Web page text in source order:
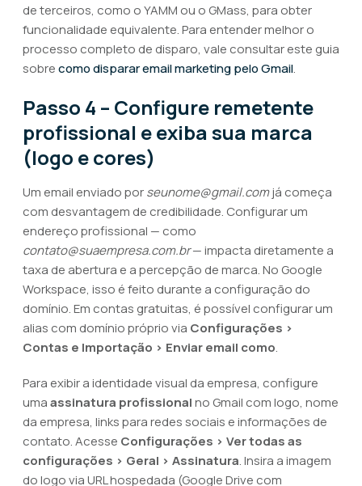
de terceiros, como o YAMM ou o GMass, para obter
funcionalidade equivalente. Para entender melhor o
processo completo de disparo, vale consultar este guia
sobrecomo disparar email marketing pelo Gmail.
Passo 4 – Configure remetente
profissional e exiba sua marca
(logo e cores)
Um email enviado porseunome@gmail.comjá começa
com desvantagem de credibilidade. Configurar um
endereço profissional — como
contato@suaempresa.com.br— impacta diretamente a
taxa de abertura e a percepção de marca. No Google
Workspace, isso é feito durante a configuração do
domínio. Em contas gratuitas, é possível configurar um
alias com domínio próprio via Configurações >
Contas e Importação > Enviar email como.
Para exibir a identidade visual da empresa, configure
umaassinatura profissionalno Gmail com logo, nome
da empresa, links para redes sociais e informações de
contato. Acesse Configurações > Ver todas as
configurações > Geral > Assinatura. Insira a imagem
do logo via URL hospedada (Google Drive com